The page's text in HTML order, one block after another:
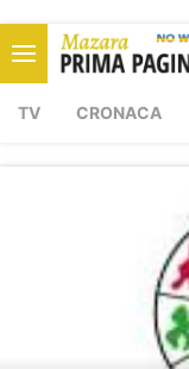
TV CRONACA